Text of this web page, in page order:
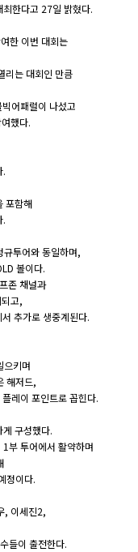
한다고 27일 밝혔다.
한 이번 대회는
리는 대회인 만큼
어패럴이 나섰고
했다.
.
포함해
.
규투어와 동일하며,
볼이다.
존 채널과
고,
추가로 생중계된다.
으키며
해저드,
레이 포인트로 꼽힌다.
구성했다.
부 투어에서 활약하며
정이다.
, 이세진2,
들이 출전한다.